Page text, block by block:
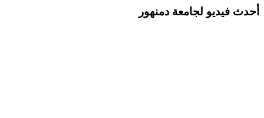
أحدث فيديو لجامعة دمنهور